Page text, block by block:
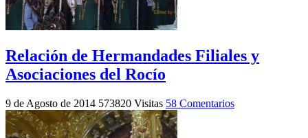
Relación de Hermandades Filiales y
Asociaciones del Rocío
9 de Agosto de 2014 573820 Visitas 58 Comentarios